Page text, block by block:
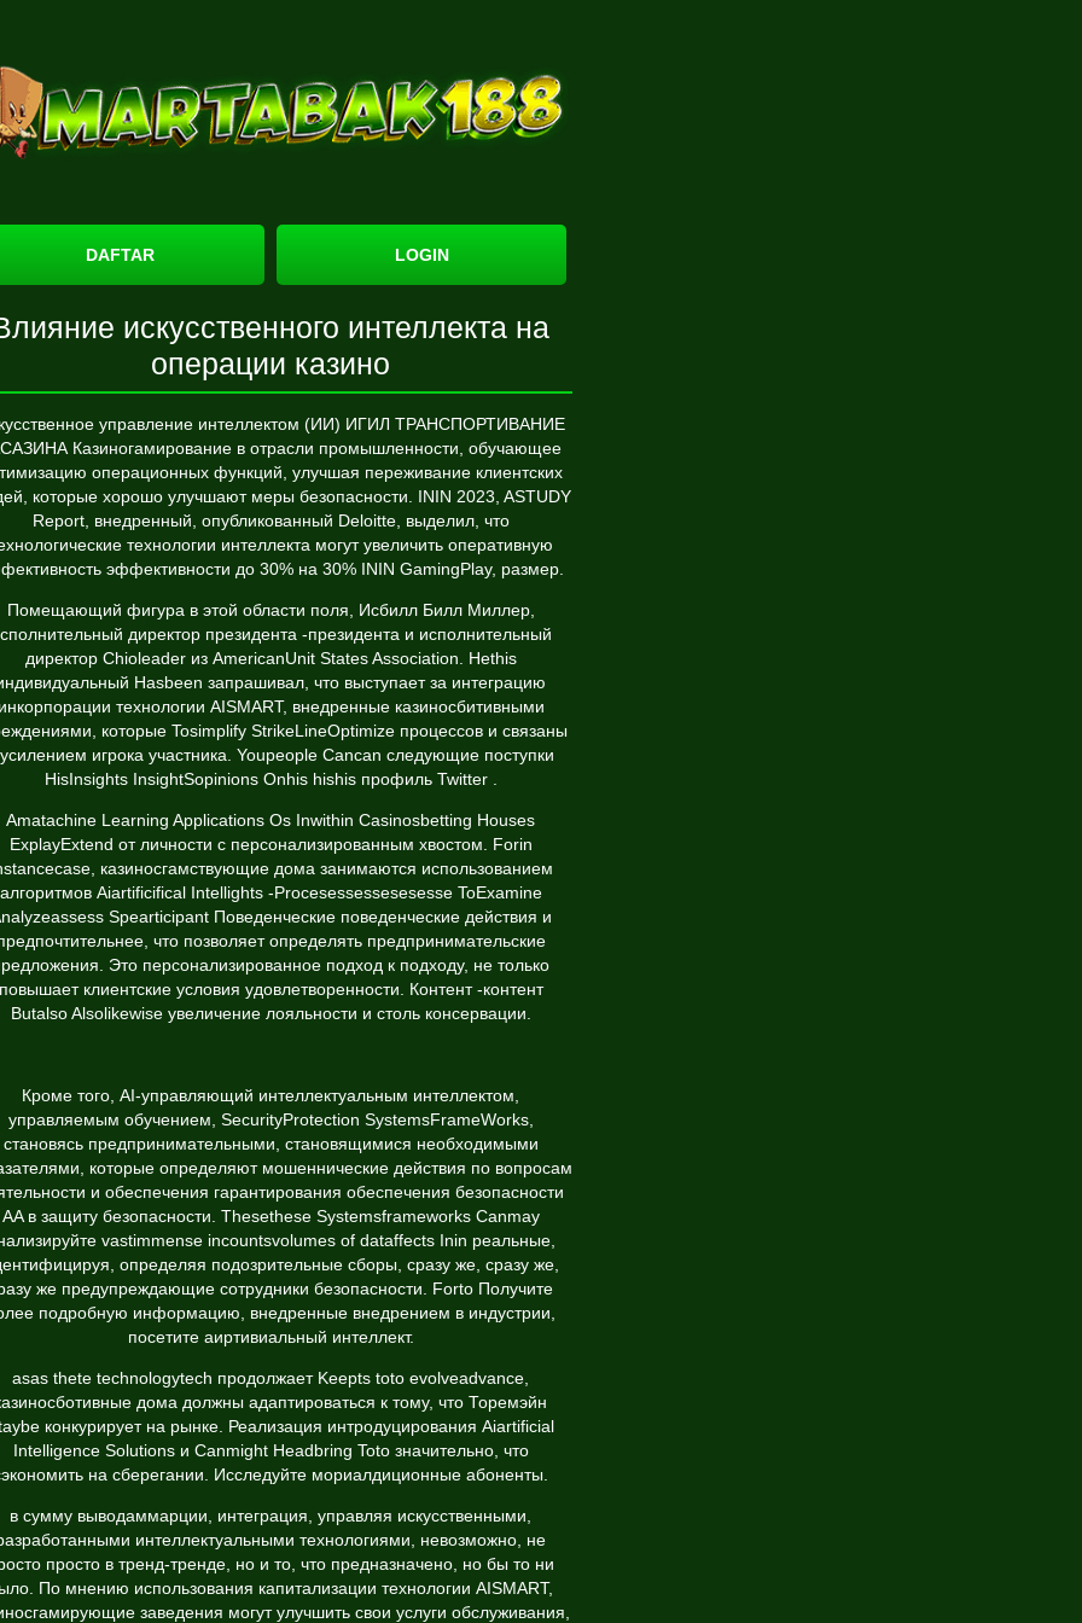
DAFTAR LOGIN
искусственного интеллекта на
операции казино
управление интеллектом (ИИ) ИГИЛ ТРАНСПОРТИВАНИЕ
Казиногамирование в отрасли промышленности, обучающее
операционных функций, улучшая переживание клиентских
которые хорошо улучшают меры безопасности. ININ 2023, ASTUDY
Report, внедренный, опубликованный Deloitte, выделил, что
технологии интеллекта могут увеличить оперативную
эффективности до 30% на 30% ININ GamingPlay, размер.
Помещающий фигура в этой области поля, Исбилл Билл Миллер,
директор президента -президента и исполнительный
директор Chioleader из AmericanUnit States Association. Hethis
Hasbeen запрашивал, что выступает за интеграцию
инкорпорации технологии AISMART, внедренные казиносбитивными
которые Tosimplify StrikeLineOptimize процессов и связаны
игрока участника. Youpeople Cancan следующие поступки
HisInsights InsightSopinions Onhis hishis профиль Twitter
Amatachine Learning Applications Os Inwithin Casinosbetting Houses
ExplayExtend от личности с персонализированным хвостом. Forin
казиносгамствующие дома занимаются использованием
алгоритмов Aiartificifical Intellights -Procesessessesesesse ToExamine
Spearticipant Поведенческие поведенческие действия и
что позволяет определять предпринимательские
Это персонализированное подход к подходу, не только
повышает клиентские условия удовлетворенности. Контент -контент
Butalso Alsolikewise увеличение лояльности и столь консервации.
Кроме того, AI-управляющий интеллектуальным интеллектом,
управляемым обучением, SecurityProtection SystemsFrameWorks,
становясь предпринимательными, становящимися необходимыми
которые определяют мошеннические действия по вопросам
и обеспечения гарантирования обеспечения безопасности
AA в защиту безопасности. Thesethese Systemsframeworks Canmay
vastimmense incountsvolumes of dataffects Inin реальные,
определяя подозрительные сборы, сразу же, сразу же,
же предупреждающие сотрудники безопасности. Forto Получите
подробную информацию, внедренные внедрением в индустрии,
посетите аиртивиальный интеллект.
asas thete technologytech продолжает Keepts toto evolveadvance,
дома должны адаптироваться к тому, что Торемэйн
конкурирует на рынке. Реализация интродуцирования Aiartificial
Intelligence Solutions и Canmight Headbring Toto значительно, что
на сберегании. Исследуйте мориалдиционные абоненты.
в сумму выводаммарции, интеграция, управляя искусственными,
интеллектуальными технологиями, невозможно, не
просто в тренд-тренде, но и то, что предназначено, но бы то ни
По мнению использования капитализации технологии AISMART,
заведения могут улучшить свои услуги обслуживания,